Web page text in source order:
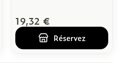
19,32 €
Réservez